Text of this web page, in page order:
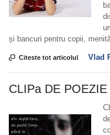
și bancuri pentru copii,
 Citeste tot articolul Vlad
CLIPa DE POEZIE